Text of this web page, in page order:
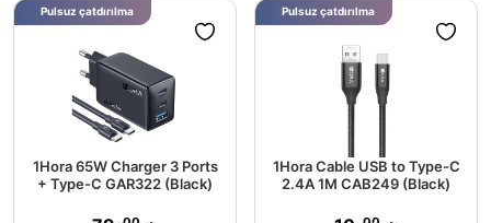
1Hora 65W Charger 3 Ports
+ Type-C GAR322 (Black)
Pulsuz çatdırılma
1Hora Cable USB to Type-C
2.4A 1M CAB249 (Black)
Pulsuz çatdırılma